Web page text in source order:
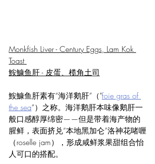
Monkfish Liver - Century Eggs, Lam Kok
Toast
鮟鱇鱼肝 - 皮蛋、榄角土司
鮟鱇鱼肝素有“海洋鹅肝”（"foie gras of
the sea“）之称。海洋鹅肝本味像鹅肝一
般口感醇厚绵密——但是带着海产物的
腥鲜，表面挤兑“本地黑加仑”洛神花啫喱
（roselle jam），形成咸鲜浆果甜组合怡
人可口的搭配。